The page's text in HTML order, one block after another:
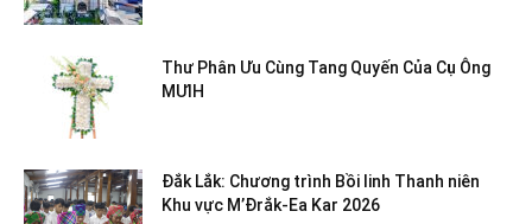
Thư Phân Ưu Cùng Tang Quyến Của Cụ Ông
MƯIH
Đắk Lắk: Chương trình Bồi linh Thanh niên
Khu vực M’Đrắk-Ea Kar 2026